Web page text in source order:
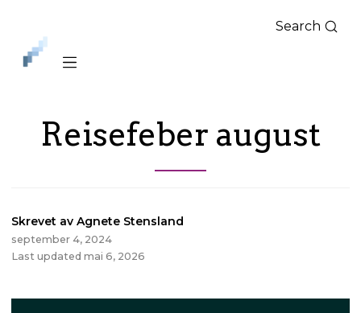
iLag
Nord
Norge
Search
Reisefeber august
Skrevet av Agnete Stensland
september 4, 2024
Last updated mai 6, 2026